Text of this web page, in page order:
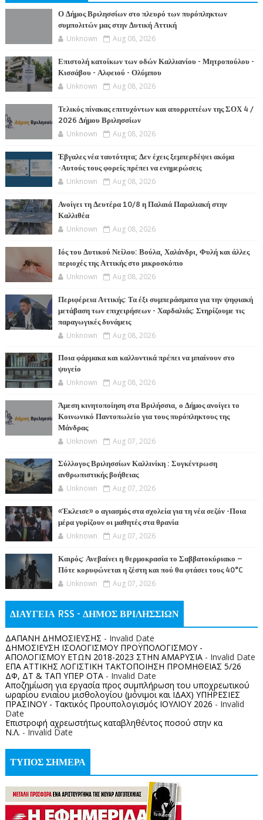
Ο Δήμος Βριλησσίων στο πλευρό των πυρόπληκτων
συμπολιτών μας στην Δυτική Αττική
Unknown Aug 08, 2026
Επιστολή κατοίκων των οδών Καλλιανίου - Μητροπούλου -
Κισσάβου - Αλφειού - Ολύμπου
Unknown Aug 08, 2026
Τελικός πίνακας επιτυχόντων και απορριπτέων της ΣΟΧ 4 /
2026 Δήμου Βριλησσίων
Unknown Aug 08, 2026
Έβγαλες νέα ταυτότητα; Δεν έχεις ξεμπερδέψει ακόμα
-Αυτούς τους φορείς πρέπει να ενημερώσεις
Unknown Aug 08, 2026
Ανοίγει τη Δευτέρα 10/8 η Παλαιά Παραλιακή στην
Καλλιθέα
Unknown Aug 08, 2026
Ιός του Δυτικού Νείλου: Βούλα, Χαλάνδρι, Φυλή και άλλες
περιοχές της Αττικής στο μικροσκόπιο
Unknown Aug 08, 2026
Περιφέρεια Αττικής: Τα έξι συμπεράσματα για την ψηφιακή
μετάβαση των επιχειρήσεων - Χαρδαλιάς: Στηρίζουμε τις
παραγωγικές δυνάμεις
Unknown Aug 08, 2026
Ποια φάρμακα και καλλυντικά πρέπει να μπαίνουν στο
ψυγείο
Unknown Aug 08, 2026
Άμεση κινητοποίηση στα Βριλήσσια, ο Δήμος ανοίγει το
Κοινωνικό Παντοπωλείο για τους πυρόπληκτους της
Μάνδρας
Unknown Aug 07, 2026
Σύλλογος Βριλησσίων Καλλινίκη : Συγκέντρωση
ανθρωπιστικής βοήθειας
Unknown Aug 07, 2026
«Έκλεισε» ο αγιασμός στα σχολεία για τη νέα σεζόν -Ποια
μέρα γυρίζουν οι μαθητές στα θρανία
Unknown Aug 07, 2026
Καιρός: Ανεβαίνει η θερμοκρασία το Σαββατοκύριακο –
Πότε κορυφώνεται η ζέστη και πού θα φτάσει τους 40°C
Unknown Aug 07, 2026
ΔΙΑΥΓΕΙΑ RSS - ΔΗΜΟΣ ΒΡΙΛΗΣΣΙΩΝ
ΔΑΠΑΝΗ ΔΗΜΟΣΙΕΥΣΗΣ - Invalid Date
ΔΗΜΟΣΙΕΥΣΗ ΙΣΟΛΟΓΙΣΜΟΥ ΠΡΟΫΠΟΛΟΓΙΣΜΟΥ -
ΑΠΟΛΟΓΙΣΜΟΥ ΕΤΩΝ 2018-2023 ΣΤΗΝ ΑΜΑΡΥΣΙΑ- Invalid Date
ΕΠΑ ΑΤΤΙΚΗΣ ΛΟΓΙΣΤΙΚΗ ΤΑΚΤΟΠΟΙΗΣΗ ΠΡΟΜΗΘΕΙΑΣ 5/26
ΔΦ, ΔΤ & ΤΑΠ ΥΠΕΡ ΟΤΑ- Invalid Date
Αποζημίωση για εργασία προς συμπλήρωση του υποχρεωτικού
ωραρίου ενιαίου μισθολογίου (μόνιμοι και ΙΔΑΧ) ΥΠΗΡΕΣΙΕΣ
ΠΡΑΣΙΝΟΥ - Τακτικός Προυπολογισμός ΙΟΥΛΙΟΥ 2026 - Invalid
Date
Επιστροφή αχρεωστήτως καταβληθέντος ποσoύ στην κα
Ν.Λ. - Invalid Date
ΤΥΠΟΣ ΣΗΜΕΡΑ